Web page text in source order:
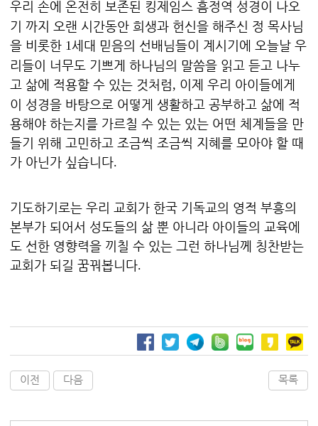
우리 손에 온전히 보존된 킹제임스 흠정역 성경이 나오
기 까지 오랜 시간동안 희생과 헌신을 해주신 정 목사님
을 비롯한 1세대 믿음의 선배님들이 계시기에 오늘날 우
리들이 너무도 기쁘게 하나님의 말씀을 읽고 듣고 나누
고 삶에 적용할 수 있는 것처럼, 이제 우리 아이들에게
이 성경을 바탕으로 어떻게 생활하고 공부하고 삶에 적
용해야 하는지를 가르칠 수 있는 있는 어떤 체계들을 만
들기 위해 고민하고 조금씩 조금씩 지혜를 모아야 할 때
가 아닌가 싶습니다.
기도하기로는 우리 교회가 한국 기독교의 영적 부흥의
본부가 되어서 성도들의 삶 뿐 아니라 아이들의 교육에
도 선한 영향력을 끼칠 수 있는 그런 하나님께 칭찬받는
교회가 되길 꿈꿔봅니다.
이전 다음 목록